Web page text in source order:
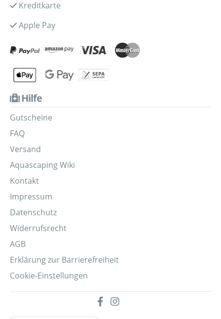
Kreditkarte
Apple Pay
Hilfe
Gutscheine
FAQ
Versand
Aquascaping Wiki
Kontakt
Impressum
Datenschutz
Widerrufsrecht
AGB
Erklärung zur Barrierefreiheit
Cookie-Einstellungen